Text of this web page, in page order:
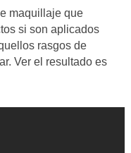
maquillaje que
si son aplicados
rasgos de
Ver el resultado es